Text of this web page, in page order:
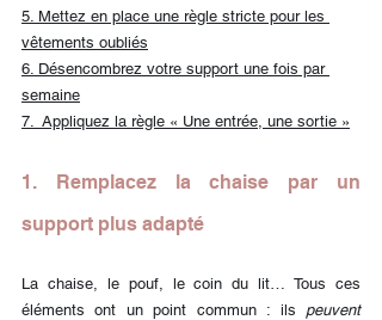
5. Mettez en place une règle stricte pour les
vêtements oubliés
6. Désencombrez votre support une fois par
semaine
7.  Appliquez la règle « Une entrée, une sortie »
1. Remplacez la chaise par un
support plus adapté
La chaise, le pouf, le coin du lit… Tous ces
éléments ont un point commun : ils peuvent